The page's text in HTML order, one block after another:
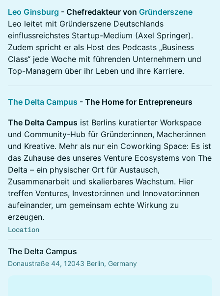
Leo Ginsburg - Chefredakteur von Gründerszene
Leo leitet mit Gründerszene Deutschlands
einflussreichstes Startup-Medium (Axel Springer).
Zudem spricht er als Host des Podcasts „Business
Class“ jede Woche mit führenden Unternehmern und
Top-Managern über ihr Leben und ihre Karriere.
The Delta Campus - The Home for Entrepreneurs
The Delta Campus ist Berlins kuratierter Workspace
und Community-Hub für Gründer:innen, Macher:innen
und Kreative. Mehr als nur ein Coworking Space: Es ist
das Zuhause des unseres Venture Ecosystems von The
Delta – ein physischer Ort für Austausch,
Zusammenarbeit und skalierbares Wachstum. Hier
treffen Ventures, Investor:innen und Innovator:innen
aufeinander, um gemeinsam echte Wirkung zu
erzeugen.
Location
The Delta Campus
Donaustraße 44, 12043 Berlin, Germany